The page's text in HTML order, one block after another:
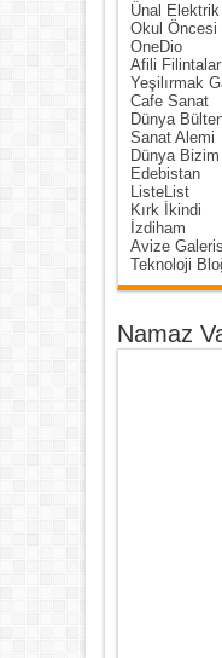
Ünal Elektrik
Okul Öncesi
OneDio
Afili Filintalar
Yeşilırmak
Cafe Sanat
Dünya
Sanat Alemi
Dünya Bizim
Edebistan
ListeList
Kırk İkindi
İzdiham
Avize
Teknoloji
Namaz